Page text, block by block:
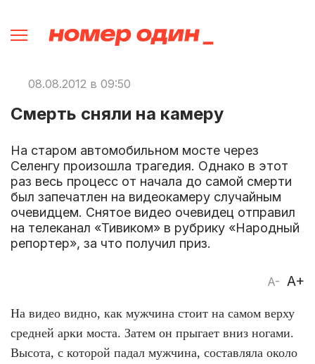
08.08.2012 в 09:50
Смерть сняли на камеру
На старом автомобильном мосте через
Селенгу произошла трагедия. Однако в этот
раз весь процесс от начала до самой смерти
был запечатлен на видеокамеру случайным
очевидцем. Снятое видео очевидец отправил
на телеканал «Тивиком» в рубрику «Народный
репортер», за что получил приз.
A- A+
На видео видно, как мужчина стоит на самом верху
средней арки моста. Затем он прыгает вниз ногами.
Высота, с которой падал мужчина, составляла около